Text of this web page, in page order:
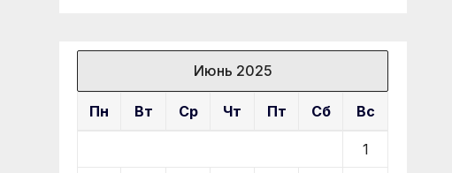
Июнь 2025
Пн Вт Ср Чт Пт Сб Вс
1